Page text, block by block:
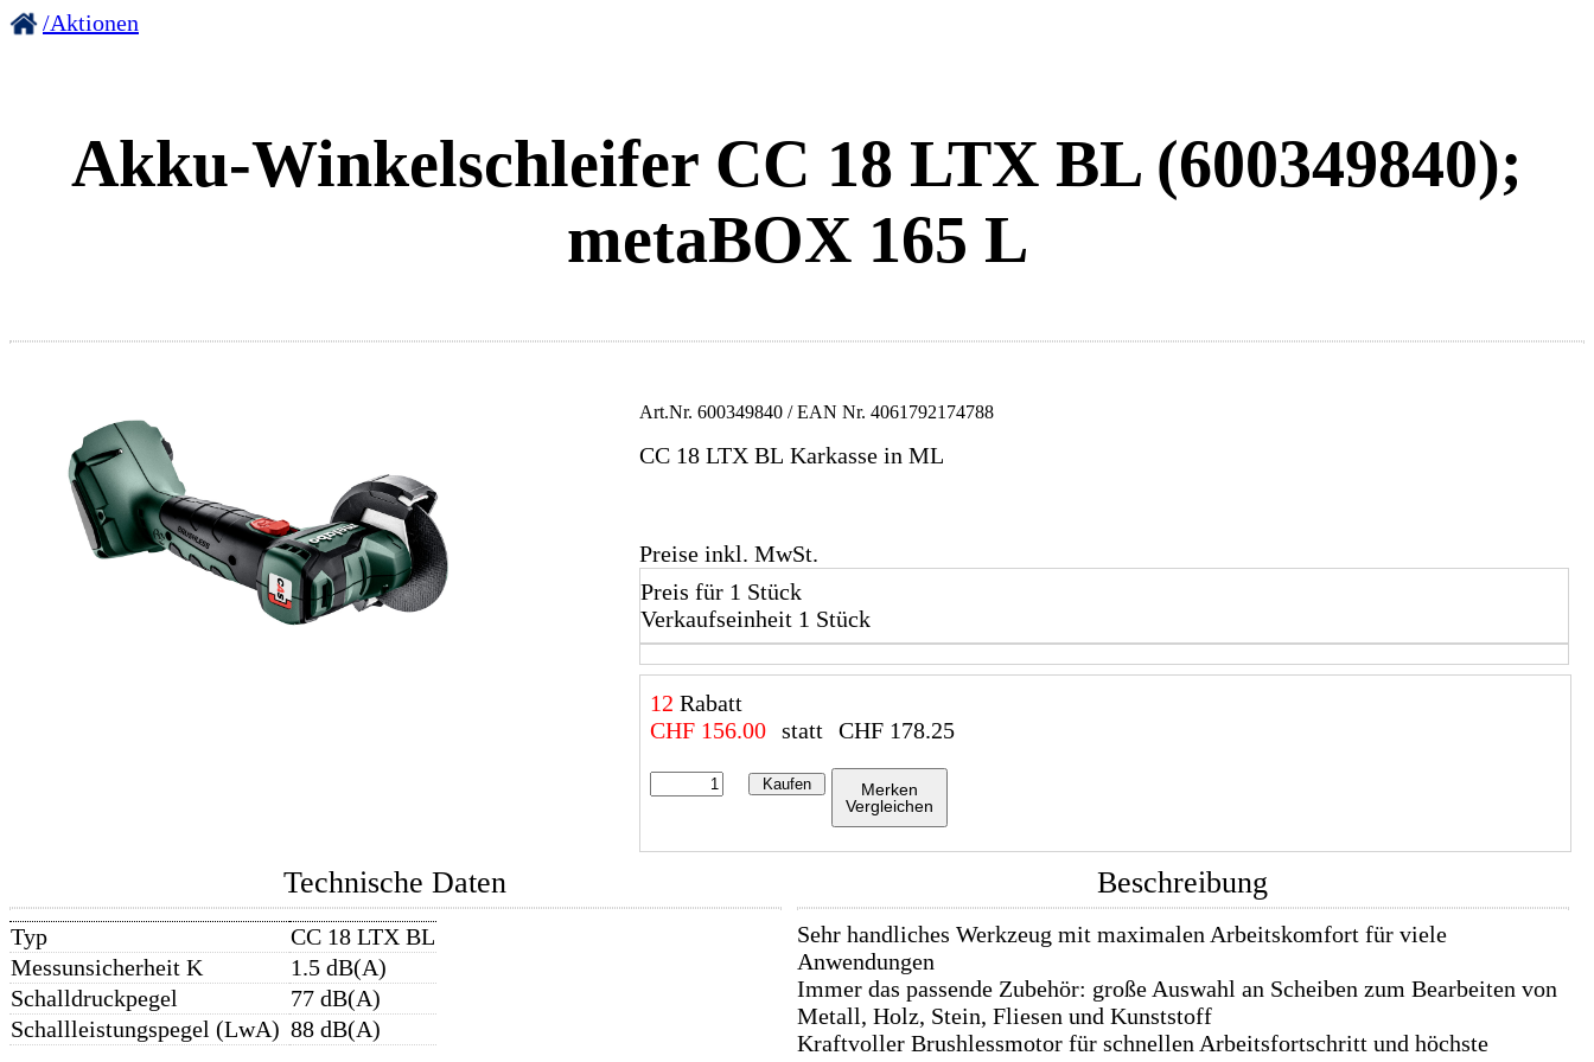
/Aktionen
Akku-Winkelschleifer CC 18 LTX BL (600349840);
metaBOX 165 L
Art.Nr.600349840 / EAN Nr.4061792174788
CC 18 LTX BL Karkasse in ML
Preise inkl. MwSt.
Preis für 1 Stück
Verkaufseinheit 1 Stück
12 Rabatt
CHF 156.00 statt CHF 178.25
Kaufen
Merken
Vergleichen
Technische Daten
Typ
CC 18 LTX BL
Messunsicherheit K
1.5 dB(A)
Schalldruckpegel
77 dB(A)
Schallleistungspegel (LwA) 88 dB(A)
Beschreibung
Sehr handliches Werkzeug mit maximalen Arbeitskomfort für viele
Anwendungen
Immer das passende Zubehör: große Auswahl an Scheiben zum Bearbeiten von
Metall, Holz, Stein, Fliesen und Kunststoff
Kraftvoller Brushlessmotor für schnellen Arbeitsfortschritt und höchste